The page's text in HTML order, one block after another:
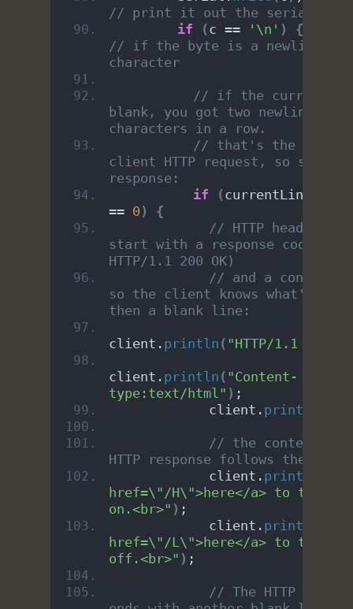
// print it out the serial
if
(c == '\n' )
{
// if the byte is a newline
character
// if the current
blank, you got two newline
characters in a row.
// that's the end of
client HTTP request, so send a
response:
if
(currentLine.
== 0 )
{
// HTTP headers
start with a response code
HTTP/1.1 200 OK)
// and a content-
so the client knows what's
then a blank line:
client. println ( "HTTP/1.1 200
client. println ( "Content-
type:text/html" ) ;
            client.
println
// the content of
HTTP response follows the
            client.
print
href=\"/H\">here</a> to turn
on.<br>" ) ;
            client.
print
href=\"/L\">here</a> to turn
off.<br>" ) ;
// The HTTP